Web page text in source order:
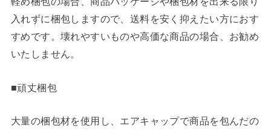
入れずに梱包しますので、送料を安く抑えたい方におす
すめです。壊れやすいものや高価な商品の場合、お勧め
いたしません。
■頑丈梱包
大量の梱包材を使用し、エアキャップで商品を包んだの